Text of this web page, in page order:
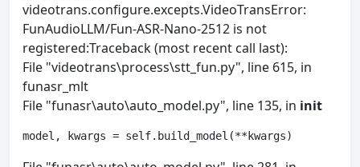
videotrans.configure.excepts.VideoTransError:
FunAudioLLM/Fun-ASR-Nano-2512 is not
registered:Traceback (most recent call last):
File "videotrans\process\stt_fun.py", line 615, in
funasr_mlt
File "funasr\auto\auto_model.py", line 135, in init
model, kwargs = self.build_model(**kwargs)